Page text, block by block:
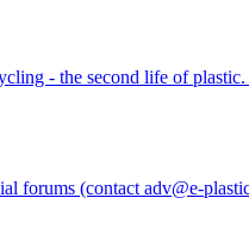
- the second life of
forums (contact adv@e-